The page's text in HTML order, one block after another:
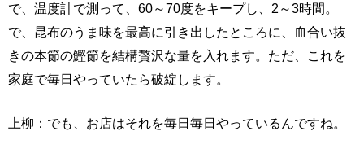
で、温度計で測って、60～70度をキープし、2～3時間。
で、昆布のうま味を最高に引き出したところに、血合い抜
きの本節の鰹節を結構贅沢な量を入れます。ただ、これを
家庭で毎日やっていたら破綻します。
上柳：でも、お店はそれを毎日毎日やっているんですね。